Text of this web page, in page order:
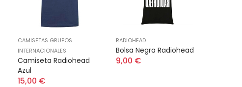
CAMISETAS GRUPOS
INTERNACIONALES
Camiseta Radiohead
Azul
15,00 €
RADIOHEAD
Bolsa Negra Radiohead
9,00 €